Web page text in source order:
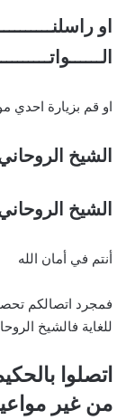
او
او قم بزيارة احدي
الشيخ
الشيخ
أنتم في أمان الله
فمجرد اتصالكم
للغاية فالشيخ
اتصلوا
من غير